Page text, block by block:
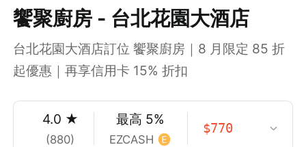
饗聚廚房 - 台北花園大酒店
台北花園大酒店訂位 饗聚廚房｜8 月限定 85 折
起優惠｜再享信用卡 15% 折扣
4.0 ★
(880)
最高 5%
EZCASH
$770